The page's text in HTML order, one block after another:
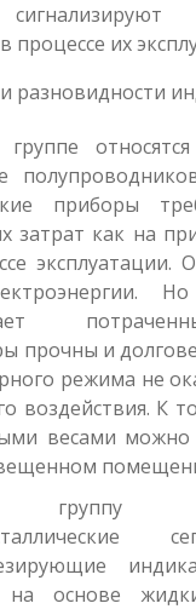
их
разновидности
приборы
затрат как на
эксплуатации.
прочны и
режима не
воздействия. К
весами можно
группу
основе